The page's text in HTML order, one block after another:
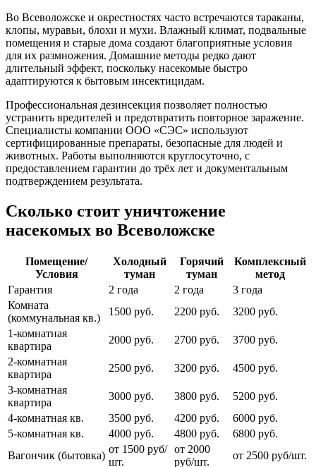
Во Всеволожске и окрестностях часто встречаются тараканы,
клопы, муравьи, блохи и мухи. Влажный климат, подвальные
помещения и старые дома создают благоприятные условия
для их размножения. Домашние методы редко дают
длительный эффект, поскольку насекомые быстро
адаптируются к бытовым инсектицидам.
Профессиональная дезинсекция позволяет полностью
устранить вредителей и предотвратить повторное заражение.
Специалисты компании ООО «СЭС» используют
сертифицированные препараты, безопасные для людей и
животных. Работы выполняются круглосуточно, с
предоставлением гарантии до трёх лет и документальным
подтверждением результата.
Сколько стоит уничтожение
насекомых во Всеволожске
Помещение/
Условия
Холодный
туман
Горячий
туман
Комплексный
метод
Гарантия
2 года 2 года
3 года
Комната
(коммунальная кв.)
1500 руб. 2200 руб.
3200 руб.
1-комнатная
квартира
2000 руб. 2700 руб.
3700 руб.
2-комнатная
квартира
2500 руб. 3200 руб.
4500 руб.
3-комнатная
квартира
3000 руб. 3800 руб.
5200 руб.
4-комнатная кв.
3500 руб. 4200 руб.
6000 руб.
5-комнатная кв.
4000 руб. 4800 руб.
6800 руб.
Вагончик (бытовка)
от 1500 руб/
шт.
от 2000
руб/шт.
от 2500 руб/шт.